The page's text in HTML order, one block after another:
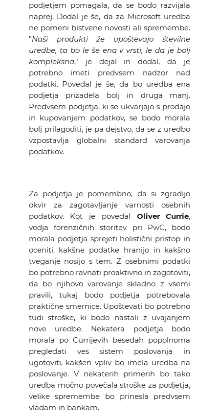
podjetjem pomagala, da se bodo razvijala
naprej. Dodal je še, da za Microsoft uredba
ne pomeni bistvene novosti ali spremembe.
"Naši produkti že upoštevajo številne
uredbe, ta bo le še ena v vrsti, le da je bolj
kompleksna," je dejal in dodal, da je
potrebno imeti predvsem nadzor nad
podatki. Povedal je še, da bo uredba ena
podjetja prizadela bolj in druga manj.
Predvsem podjetja, ki se ukvarjajo s prodajo
in kupovanjem podatkov, se bodo morala
bolj prilagoditi, je pa dejstvo, da se z uredbo
vzpostavlja globalni standard varovanja
podatkov.
Za podjetja je pomembno, da si zgradijo
okvir za zagotavljanje varnosti osebnih
podatkov. Kot je povedal Oliver Currie,
vodja forenzičnih storitev pri PwC, bodo
morala podjetja sprejeti holistični pristop in
oceniti, kakšne podatke hranijo in kakšno
tveganje nosijo s tem. Z osebnimi podatki
bo potrebno ravnati proaktivno in zagotoviti,
da bo njihovo varovanje skladno z vsemi
pravili, tukaj bodo podjetja potrebovala
praktične smernice. Upoštevati bo potrebno
tudi stroške, ki bodo nastali z uvajanjem
nove uredbe. Nekatera podjetja bodo
morala po Currijevih besedah popolnoma
pregledati ves sistem poslovanja in
ugotoviti, kakšen vpliv bo imela uredba na
poslovanje. V nekaterih primerih bo tako
uredba močno povečala stroške za podjetja,
velike spremembe bo prinesla predvsem
vladam in bankam.